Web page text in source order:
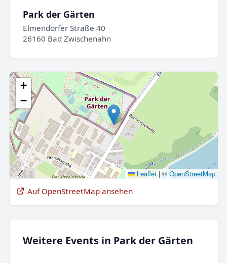
Park der Gärten
Elmendorfer Straße 40
26160 Bad Zwischenahn
+
−
Leaflet |© OpenStreetMap
Auf OpenStreetMap ansehen
Weitere Events in Park der Gärten